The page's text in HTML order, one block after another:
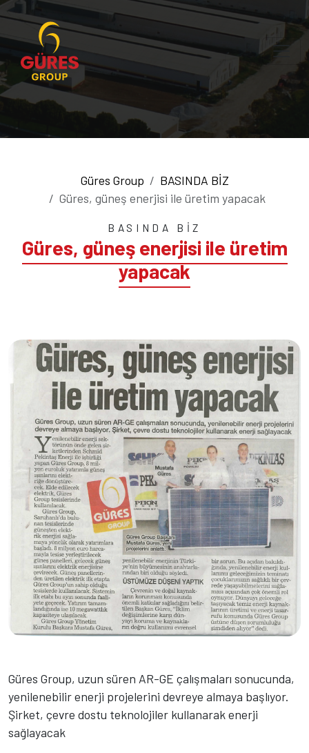
Güres Group
BASINDA BİZ
Güres, güneş enerjisi ile üretim yapacak
BASINDA BİZ
Güres, güneş enerjisi ile üretim
yapacak
Güres Group, uzun süren AR-GE çalışmaları sonucunda,
yenilenebilir enerji projelerini devreye almaya başlıyor.
Şirket, çevre dostu teknolojiler kullanarak enerji
sağlayacak